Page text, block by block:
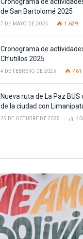
Cronograma de
de San Bartolomé 2025
7 DE MAYO DE 2025 1.639
Cronograma de
Ch’utillos 2025
4 DE FEBRERO DE 2025 761
Nueva ruta de La Paz
de la ciudad con
25 DE OCTUBRE DE 2025